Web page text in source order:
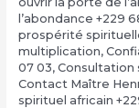
l’abondance +229
prospérité
multiplication,
07 03, Consultation
Contact Maître
spirituel africain